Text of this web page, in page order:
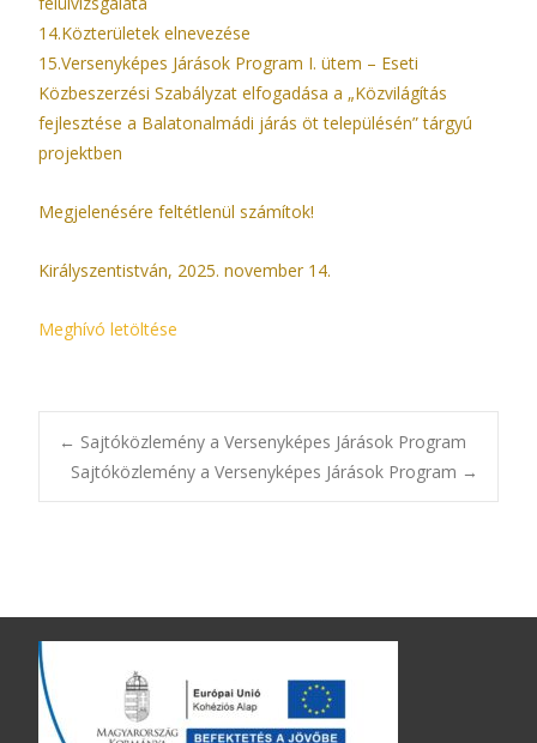
14.Közterületek elnevezése
15.Versenyképes Járások Program I. ütem – Eseti
Közbeszerzési Szabályzat elfogadása a „Közvilágítás
fejlesztése a Balatonalmádi járás öt településén” tárgyú
projektben
Megjelenésére feltétlenül számítok!
Királyszentistván, 2025. november 14.
Meghívó letöltése
← Sajtóközlemény a Versenyképes Járások Program
Sajtóközlemény a Versenyképes Járások Program →